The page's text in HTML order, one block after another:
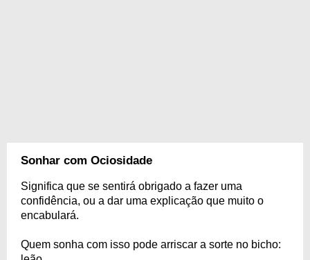
Sonhar com Ociosidade
Significa que se sentirá obrigado a fazer uma
confidência, ou a dar uma explicação que muito o
encabulará.
Quem sonha com isso pode arriscar a sorte no bicho: